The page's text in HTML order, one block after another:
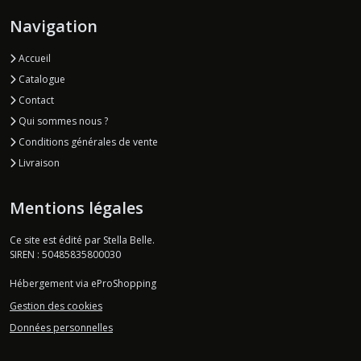
Navigation
Accueil
Catalogue
Contact
Qui sommes nous ?
Conditions générales de vente
Livraison
Mentions légales
Ce site est édité par Stella Belle.
SIREN : 50485835800030
Hébergement via eProShopping
Gestion des cookies
Données personnelles